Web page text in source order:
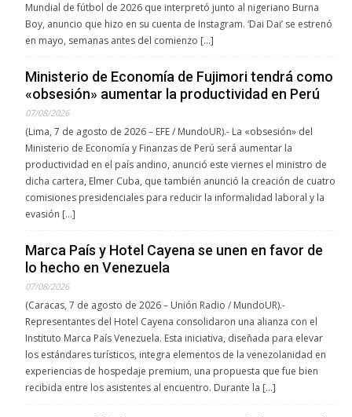
Mundial de fútbol de 2026 que interpretó junto al nigeriano Burna
Boy, anuncio que hizo en su cuenta de Instagram. ‘Dai Dai’ se estrenó
en mayo, semanas antes del comienzo […]
Ministerio de Economía de Fujimori tendrá como
«obsesión» aumentar la productividad en Perú
07/08/2026
(Lima, 7 de agosto de 2026 – EFE / MundoUR).- La «obsesión» del
Ministerio de Economía y Finanzas de Perú será aumentar la
productividad en el país andino, anunció este viernes el ministro de
dicha cartera, Elmer Cuba, que también anunció la creación de cuatro
comisiones presidenciales para reducir la informalidad laboral y la
evasión […]
Marca País y Hotel Cayena se unen en favor de
lo hecho en Venezuela
07/08/2026
(Caracas, 7 de agosto de 2026 – Unión Radio / MundoUR).-
Representantes del Hotel Cayena consolidaron una alianza con el
Instituto Marca País Venezuela. Esta iniciativa, diseñada para elevar
los estándares turísticos, integra elementos de la venezolanidad en
experiencias de hospedaje premium, una propuesta que fue bien
recibida entre los asistentes al encuentro. Durante la […]